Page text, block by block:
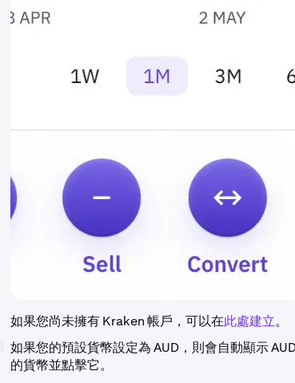
如果您尚未擁有 Kraken 帳戶，可以在此處建立。
如果您的預設貨幣設定為 AUD，則會自動顯示
的貨幣並點擊它。